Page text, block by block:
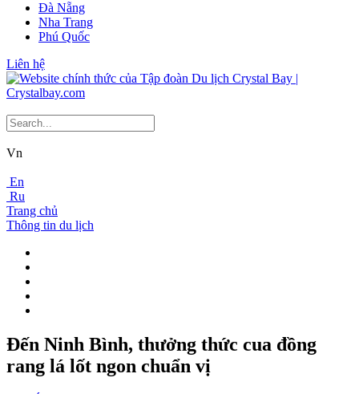
Đà Nẵng
Nha Trang
Phú Quốc
Liên hệ
Vn
En
Ru
Trang chủ
Thông tin du lịch
Đến Ninh Bình, thưởng thức cua đồng
rang lá lốt ngon chuẩn vị